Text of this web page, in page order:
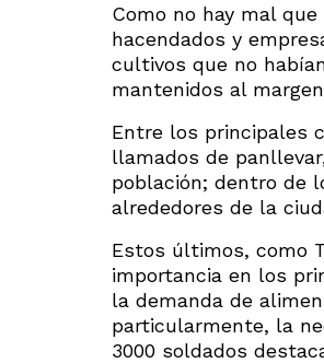
Como no hay mal
hacendados y
cultivos que no
mantenidos al
Entre los principales
llamados de
población; dentro de
alrededores de la
Estos últimos, como
importancia en los
la demanda de
particularmente, la
3000 soldados